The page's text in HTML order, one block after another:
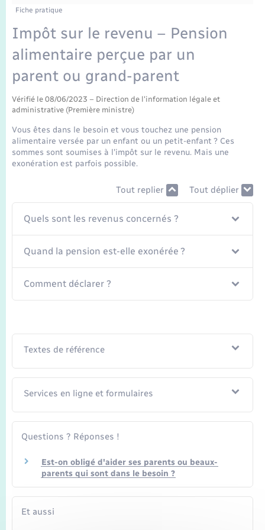
Etat-civil - Papiers - Citoyenneté
Mariage – PACS
Parrainage civil
Recensement
Logement - Urbanisme
Loisirs
Nouvel habitant
Numérique
Organisation d’événement
Sécurité - Prévention
Seniors
Transports
Transports scolaires
Voirie et espace public
Travaux - Autorisation d’occupation de l’espace
Compétences
Plan interactif
Présentation de la commune
Publications
La Communauté de communes
Fiche pratique
Impôt sur le revenu – Pension
alimentaire perçue par un
parent ou grand-parent
Vérifié le 08/06/2023 – Direction de l'information légale et
administrative (Première ministre)
Vous êtes dans le besoin et vous touchez une pension
alimentaire versée par un enfant ou un petit-enfant ? Ces
sommes sont soumises à l'impôt sur le revenu. Mais une
exonération est parfois possible.
Tout replier Tout déplier
Quels sont les revenus concernés ?
Quand la pension est-elle exonérée ?
Comment déclarer ?
Textes de référence
Services en ligne et formulaires
Questions ? Réponses !
Est-on obligé d'aider ses parents ou beaux-
parents qui sont dans le besoin ?
Et aussi